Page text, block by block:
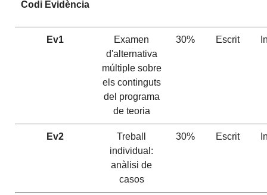
Codi Evidència
Ev1
Examen
d'alternativa
múltiple sobre
els continguts
del programa
de teoria
30% Escrit
Ev2
Treball
individual:
anàlisi de
casos
30% Escrit